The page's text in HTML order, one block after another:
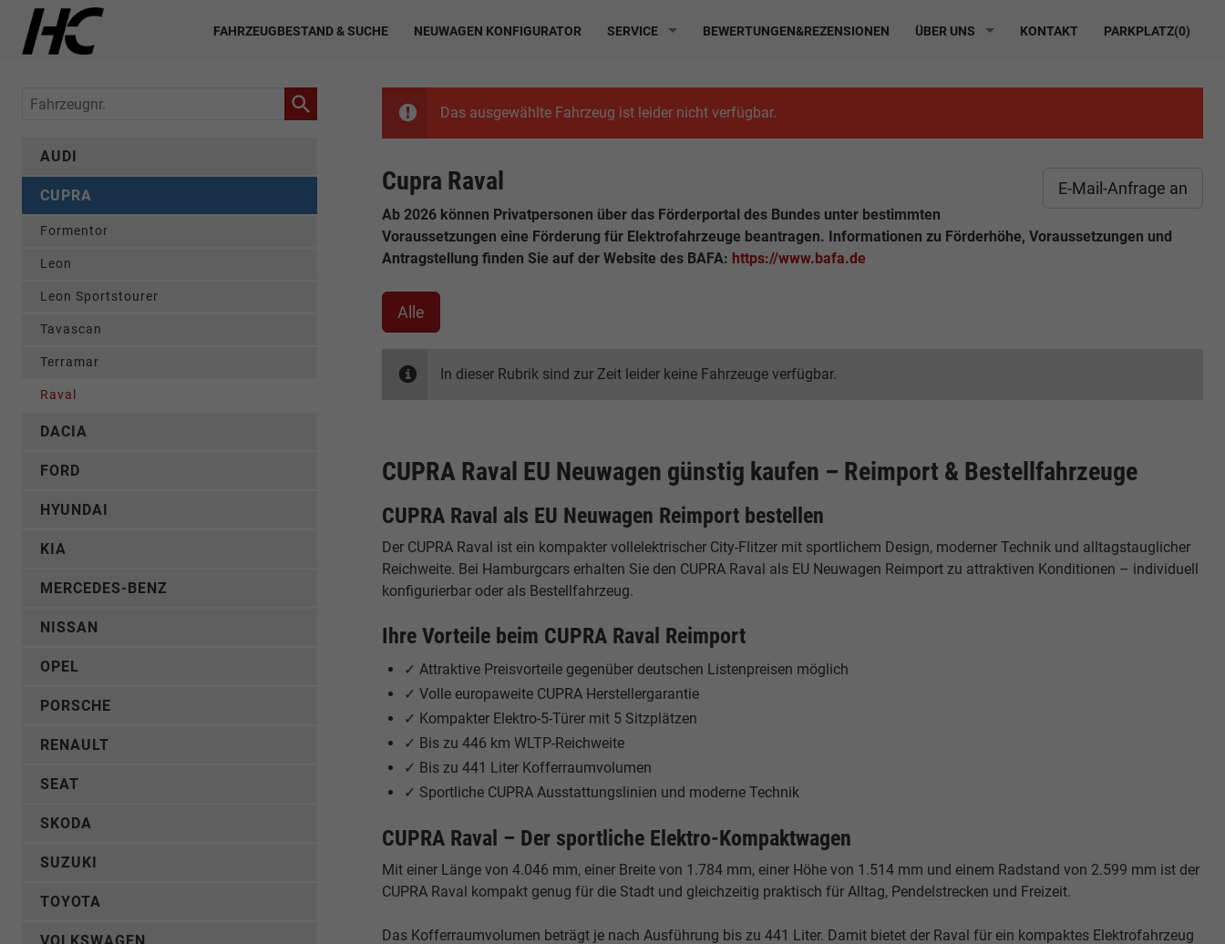
FAHRZEUGBESTAND & SUCHE NEUWAGEN KONFIGURATOR SERVICE BEWERTUNGEN&REZENSIONEN ÜBER UNS KONTAKT PARKPLATZ(0)
Das ausgewählte Fahrzeug ist leider nicht verfügbar.
E-Mail-Anfrage an
Cupra Raval
Ab 2026 können Privatpersonen über das Förderportal des Bundes unter bestimmten
Voraussetzungen eine Förderung für Elektrofahrzeuge beantragen. Informationen zu Förderhöhe, Voraussetzungen und
Antragstellung finden Sie auf der Website des BAFA: https://www.bafa.de
Alle
In dieser Rubrik sind zur Zeit leider keine Fahrzeuge verfügbar.
CUPRA Raval EU Neuwagen günstig kaufen – Reimport & Bestellfahrzeuge
CUPRA Raval als EU Neuwagen Reimport bestellen
Der CUPRA Raval ist ein kompakter vollelektrischer City-Flitzer mit sportlichem Design, moderner Technik und alltagstauglicher
Reichweite. Bei Hamburgcars erhalten Sie den CUPRA Raval als EU Neuwagen Reimport zu attraktiven Konditionen – individuell
konfigurierbar oder als Bestellfahrzeug.
Ihre Vorteile beim CUPRA Raval Reimport
✓ Attraktive Preisvorteile gegenüber deutschen Listenpreisen möglich
✓ Volle europaweite CUPRA Herstellergarantie
✓ Kompakter Elektro-5-Türer mit 5 Sitzplätzen
✓ Bis zu 446 km WLTP-Reichweite
✓ Bis zu 441 Liter Kofferraumvolumen
✓ Sportliche CUPRA Ausstattungslinien und moderne Technik
CUPRA Raval – Der sportliche Elektro-Kompaktwagen
Mit einer Länge von 4.046 mm, einer Breite von 1.784 mm, einer Höhe von 1.514 mm und einem Radstand von 2.599 mm ist der
CUPRA Raval kompakt genug für die Stadt und gleichzeitig praktisch für Alltag, Pendelstrecken und Freizeit.
Das Kofferraumvolumen beträgt je nach Ausführung bis zu 441 Liter. Damit bietet der Raval für ein kompaktes Elektrofahrzeug
Fahrzeugnr.
AUDI
CUPRA
Formentor
Leon
Leon Sportstourer
Tavascan
Terramar
Raval
DACIA
FORD
HYUNDAI
KIA
MERCEDES-BENZ
NISSAN
OPEL
PORSCHE
RENAULT
SEAT
SKODA
SUZUKI
TOYOTA